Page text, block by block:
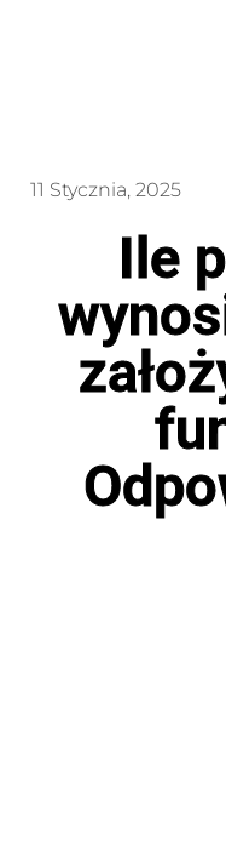
11 Stycznia, 2025
Ile